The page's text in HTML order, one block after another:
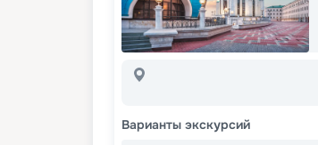
Варианты экскурсий